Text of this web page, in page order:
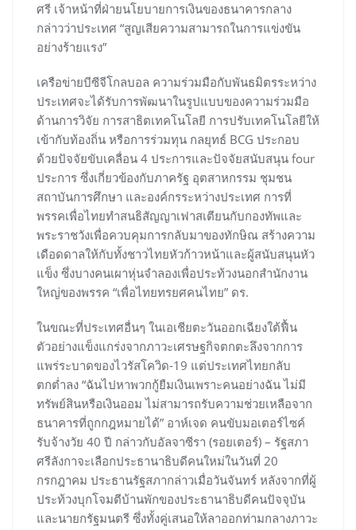
ศรี เจ้าหน้าที่ฝ่ายนโยบายการเงินของธนาคารกลาง
กล่าวว่าประเทศ “สูญเสียความสามารถในการแข่งขัน
อย่างร้ายแรง”
เครือข่ายบีซีจีโกลบอล ความร่วมมือกับพันธมิตรระหว่าง
ประเทศจะได้รับการพัฒนาในรูปแบบของความร่วมมือ
ด้านการวิจัย การสาธิตเทคโนโลยี การปรับเทคโนโลยีให้
เข้ากับท้องถิ่น หรือการร่วมทุน กลยุทธ์ BCG ประกอบ
ด้วยปัจจัยขับเคลื่อน 4 ประการและปัจจัยสนับสนุน four
ประการ ซึ่งเกี่ยวข้องกับภาครัฐ อุตสาหกรรม ชุมชน
สถาบันการศึกษา และองค์กรระหว่างประเทศ การที่
พรรคเพื่อไทยทำสนธิสัญญาเฟาสเตียนกับกองทัพและ
พระราชวังเพื่อควบคุมการกลับมาของทักษิณ สร้างความ
เดือดดาลให้กับทั้งชาวไทยหัวก้าวหน้าและผู้สนับสนุนหัว
แข็ง ซึ่งบางคนเผาหุ่นจำลองเพื่อประท้วงนอกสำนักงาน
ใหญ่ของพรรค “เพื่อไทยทรยศคนไทย” ดร.
ในขณะที่ประเทศอื่นๆ ในเอเชียตะวันออกเฉียงใต้ฟื้น
ตัวอย่างแข็งแกร่งจากภาวะเศรษฐกิจตกตะลึงจากการ
แพร่ระบาดของไวรัสโควิด-19 แต่ประเทศไทยกลับ
ตกต่ำลง “ฉันไปหาพวกกู้ยืมเงินเพราะคนอย่างฉัน ไม่มี
ทรัพย์สินหรือเงินออม ไม่สามารถรับความช่วยเหลือจาก
ธนาคารที่ถูกกฎหมายได้” อาห์เจด คนขับมอเตอร์ไซค์
รับจ้างวัย 40 ปี กล่าวกับอัลจาซีรา (รอยเตอร์) – รัฐสภา
ศรีลังกาจะเลือกประธานาธิบดีคนใหม่ในวันที่ 20
กรกฎาคม ประธานรัฐสภากล่าวเมื่อวันจันทร์ หลังจากที่ผู้
ประท้วงบุกโจมตีบ้านพักของประธานาธิบดีคนปัจจุบัน
และนายกรัฐมนตรี ซึ่งทั้งคู่เสนอให้ลาออกท่ามกลางภาวะ